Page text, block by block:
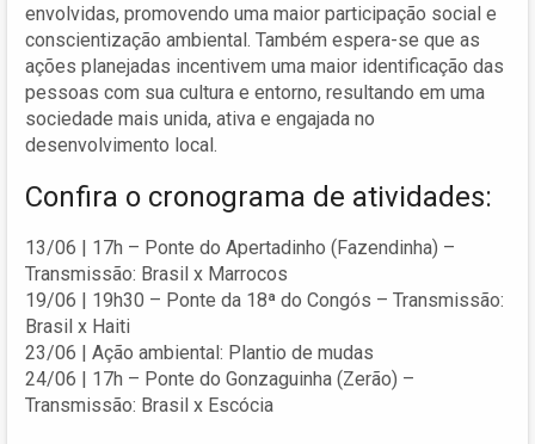
envolvidas, promovendo uma maior participação social e
conscientização ambiental. Também espera-se que as
ações planejadas incentivem uma maior identificação das
pessoas com sua cultura e entorno, resultando em uma
sociedade mais unida, ativa e engajada no
desenvolvimento local.
Confira o cronograma de atividades:
13/06 | 17h – Ponte do Apertadinho (Fazendinha) –
Transmissão: Brasil x Marrocos
19/06 | 19h30 – Ponte da 18ª do Congós – Transmissão:
Brasil x Haiti
23/06 | Ação ambiental: Plantio de mudas
24/06 | 17h – Ponte do Gonzaguinha (Zerão) –
Transmissão: Brasil x Escócia